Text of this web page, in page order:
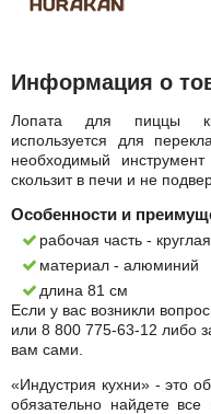
Информация о
Лопата для пиццы
используется для
необходимый
скользит в печи и не
Особенности и
рабочая часть -
материал - алюминий
длина 81 см
Если у вас возникли
или 8 800 775-63-12 либо
вам сами.
«Индустрия кухни» - это
обязательно найдете